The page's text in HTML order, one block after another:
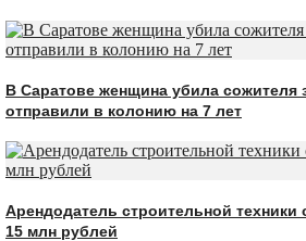
В Саратове женщина убила сожителя
отправили в колонию на 7 лет
Арендодатель строительной техники
15 млн рублей